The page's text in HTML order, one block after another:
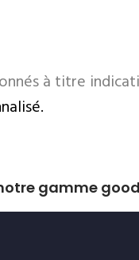
à titre
gamme